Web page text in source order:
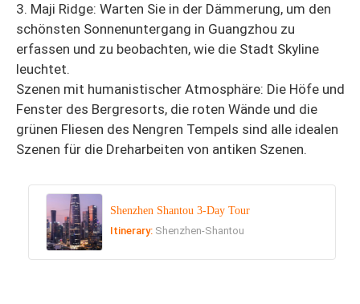
3. Maji Ridge: Warten Sie in der Dämmerung, um den
schönsten Sonnenuntergang in Guangzhou zu
erfassen und zu beobachten, wie die Stadt Skyline
leuchtet.
Szenen mit humanistischer Atmosphäre: Die Höfe und
Fenster des Bergresorts, die roten Wände und die
grünen Fliesen des Nengren Tempels sind alle idealen
Szenen für die Dreharbeiten von antiken Szenen.
Shenzhen Shantou 3-Day Tour
Itinerary: Shenzhen-Shantou